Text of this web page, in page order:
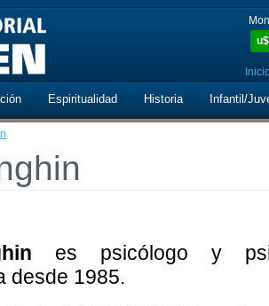
u$
Espiritualidad Historia Infantil/
es psicólogo y
desde 1985.